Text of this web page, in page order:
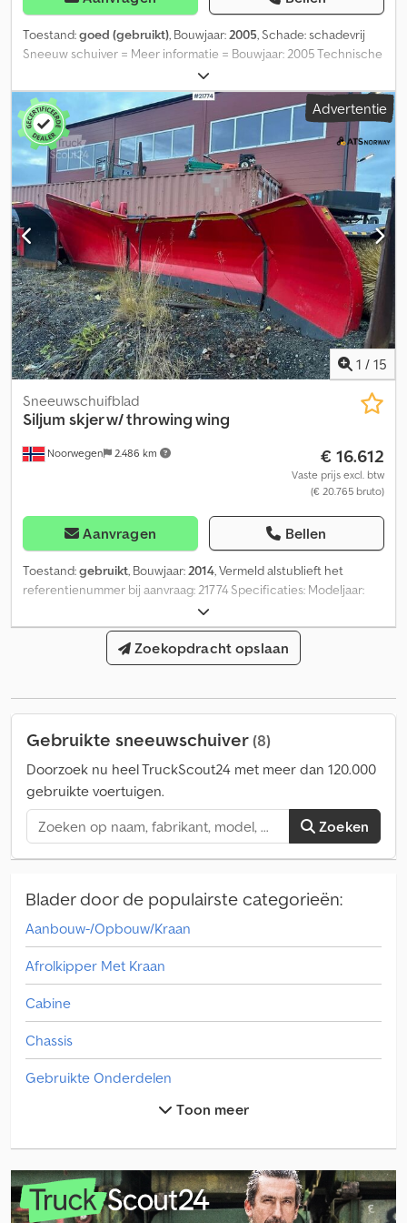
Toestand:goed (gebruikt), Bouwjaar:2005, Schade: schadevrij
Sneeuw schuiver = Meer informatie = Bouwjaar: 2005 Technische
staat: goed = Bedrijfsinformatie = Heeft u vragen of suggesties?
Neem dan gerust contact met ons op. Wij garanderen een
antwoord binnen 8 uur. Crodpfeymrnxjx Am Tjf Prijzen zijn
exclusief btw. Aan de verstrekte informatie kunnen geen rechten
worden ontleend. Telefoonnummer kantoor: Mobiel: Nederlands -
Engels - Duits - Frans - Spaans - Italiaans) Beschikbaar via
WhatsApp en Viber. Mobiel: Beschikbaar via WhatsApp en Viber. Bij
betaling via bankoverschrijving dient het geld te worden
overgemaakt naar onze bankrekening hieronder. Controleer
altijd de betaalgegevens op onze website. Neem contact met ons
op als u andere informatie heeft ontvangen. Bij twijfel kunt u ons
bellen, zodat we de factuur en/of betaling kunnen controleren.
Bankgegevens: Naam bank: ING Adres bank: Bijlmerdreef 106 1102
CT Amsterdam IBAN-nummer: NL97INGB0117176699
EORI/BTW/BELASTING: NL810574901B(01) BIC/SWIFT: INGBNL2A
Advertentie
1 / 15
Noorwegen 2.486 km
Sneeuwschuifblad
Siljum skjer w/ throwing wing
€ 16.612
Vaste prijs excl. btw
(€ 20.765 bruto)
Aanvragen Bellen
Toestand:gebruikt, Bouwjaar:2014, Vermeld alstublieft het
referentienummer bij aanvraag: 21774 Specificaties: Modeljaar:
2014 Gewicht: 2100 kg Worparmvleugel aan de rechterzijde
Direct leverbaar Eigen gewicht: 2100 kg Credpfx Aoxx H E Usm Tof
Model: Klappvinge skuffe = Verdere informatie = Toepassing:
Landbouw Neem contact op met ATS Norway voor meer
Zoekopdracht opslaan
Gebruikte sneeuwschuiver(8)
Doorzoek nu heel TruckScout24 met meer dan 120.000
gebruikte voertuigen.
Zoeken
Blader door de populairste categorieën:
Aanbouw-/Opbouw/Kraan
Afrolkipper Met Kraan
Cabine
Chassis
Gebruikte Onderdelen
Koel/Geisoleerde
Overige
Toon meer